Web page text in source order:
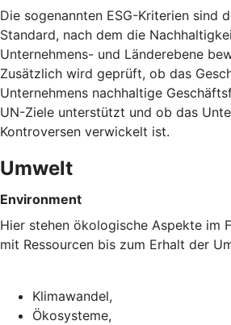
Die sogenannten ESG-Kriterien sind
Standard, nach dem die
Unternehmens- und Länderebene
Zusätzlich wird geprüft, ob das
Unternehmens nachhaltige
UN-Ziele unterstützt und ob das
Kontroversen verwickelt ist.
Umwelt
Environment
Hier stehen ökologische Aspekte im
mit Ressourcen bis zum Erhalt der
Klimawandel,
Ökosysteme,